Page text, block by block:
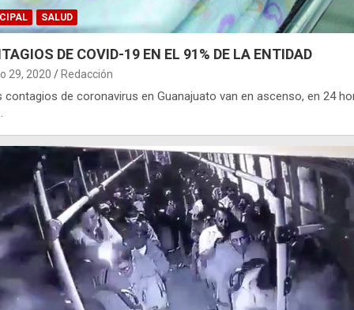
SALUD
DE COVID-19 EN EL 91% DE LA ENTIDAD
29, 2020 Redacción
contagios de coronavirus en Guanajuato van en ascenso, en 24